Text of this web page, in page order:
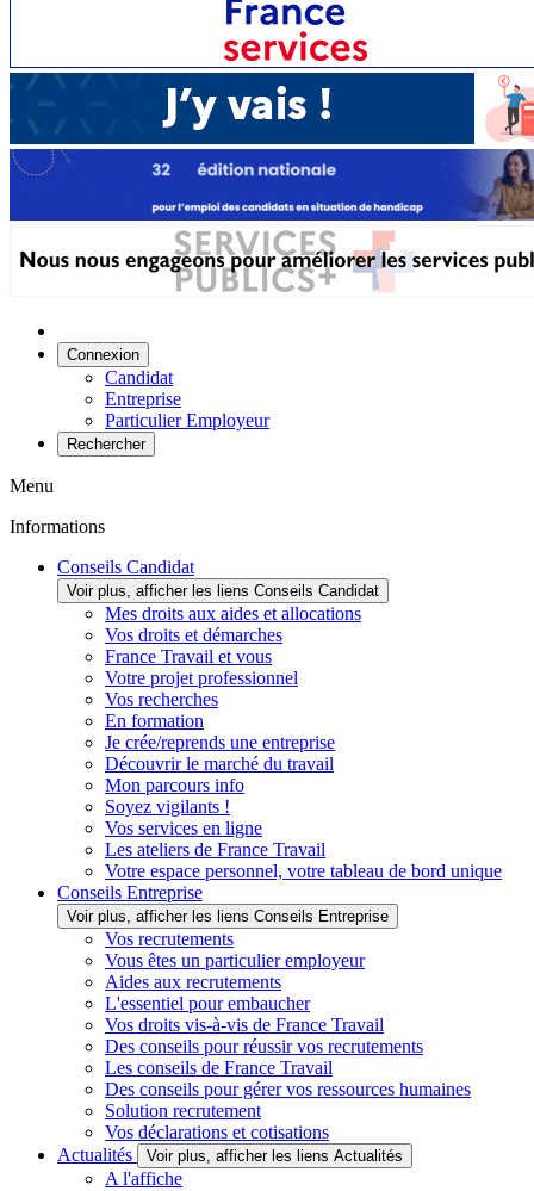
Connexion
Candidat
Entreprise
Particulier Employeur
Rechercher
Menu
Informations
Conseils Candidat
Voir plus, afficher les liens Conseils Candidat
Mes droits aux aides et allocations
Vos droits et démarches
France Travail et vous
Votre projet professionnel
Vos recherches
En formation
Je crée/reprends une entreprise
Découvrir le marché du travail
Mon parcours info
Soyez vigilants !
Vos services en ligne
Les ateliers de France Travail
Votre espace personnel, votre tableau de bord unique
Conseils Entreprise
Voir plus, afficher les liens Conseils Entreprise
Vos recrutements
Vous êtes un particulier employeur
Aides aux recrutements
L'essentiel pour embaucher
Vos droits vis-à-vis de France Travail
Des conseils pour réussir vos recrutements
Les conseils de France Travail
Des conseils pour gérer vos ressources humaines
Solution recrutement
Vos déclarations et cotisations
Actualités
Voir plus, afficher les liens Actualités
A l'affiche